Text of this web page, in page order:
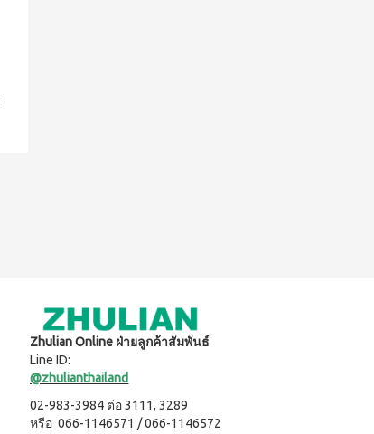
Zhulian Online ฝ่ายลูกค้าสัมพันธ์
Line ID:
@zhulianthailand
02-983-3984 ต่อ 3111, 3289
หรือ 066-1146571 / 066-1146572